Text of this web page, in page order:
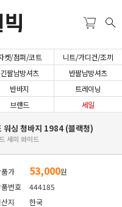
켓/점퍼/코트
니트/가디건/조끼
긴팔남방셔츠
반팔남방셔츠
반바지
트레이닝
브랜드 세일
워싱 청바지 1984 (블랙청)
세미 와이드
가 53,000원
번호
444185
지
한국